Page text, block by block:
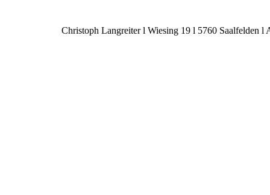
Christoph Langreiter l Wiesing 19 l 5760 Saalfelden